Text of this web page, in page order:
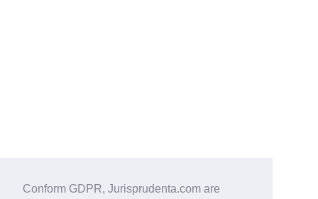
Conform GDPR, Jurisprudenta.com are